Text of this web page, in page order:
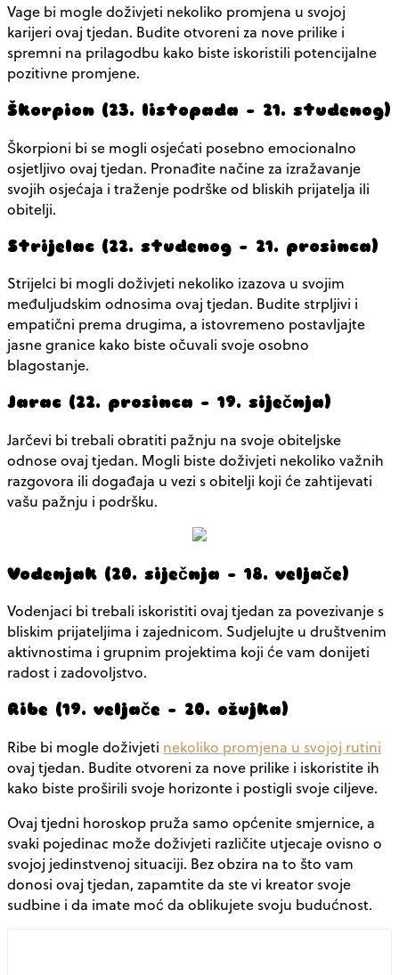
Vage bi mogle doživjeti nekoliko promjena u svojoj
karijeri ovaj tjedan. Budite otvoreni za nove prilike i
spremni na prilagodbu kako biste iskoristili potencijalne
pozitivne promjene.
Škorpion (23. listopada – 21. studenog)
Škorpioni bi se mogli osjećati posebno emocionalno
osjetljivo ovaj tjedan. Pronađite načine za izražavanje
svojih osjećaja i traženje podrške od bliskih prijatelja ili
obitelji.
Strijelac (22. studenog – 21. prosinca)
Strijelci bi mogli doživjeti nekoliko izazova u svojim
međuljudskim odnosima ovaj tjedan. Budite strpljivi i
empatični prema drugima, a istovremeno postavljajte
jasne granice kako biste očuvali svoje osobno
blagostanje.
Jarac (22. prosinca – 19. siječnja)
Jarčevi bi trebali obratiti pažnju na svoje obiteljske
odnose ovaj tjedan. Mogli biste doživjeti nekoliko važnih
razgovora ili događaja u vezi s obitelji koji će zahtijevati
vašu pažnju i podršku.
Vodenjak (20. siječnja – 18. veljače)
Vodenjaci bi trebali iskoristiti ovaj tjedan za povezivanje s
bliskim prijateljima i zajednicom. Sudjelujte u društvenim
aktivnostima i grupnim projektima koji će vam donijeti
radost i zadovoljstvo.
Ribe (19. veljače – 20. ožujka)
Ribe bi mogle doživjeti nekoliko promjena u svojoj rutini
ovaj tjedan. Budite otvoreni za nove prilike i iskoristite ih
kako biste proširili svoje horizonte i postigli svoje ciljeve.
Ovaj tjedni horoskop pruža samo općenite smjernice, a
svaki pojedinac može doživjeti različite utjecaje ovisno o
svojoj jedinstvenoj situaciji. Bez obzira na to što vam
donosi ovaj tjedan, zapamtite da ste vi kreator svoje
sudbine i da imate moć da oblikujete svoju budućnost.